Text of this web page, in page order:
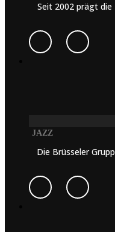
Seit 2002 prägt die
JAZZ
Die Brüsseler